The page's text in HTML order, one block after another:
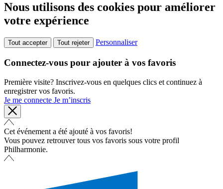
Nous utilisons des cookies pour améliorer
votre expérience
Tout accepter Tout rejeter Personnaliser
Connectez-vous pour ajouter à vos favoris
Première visite? Inscrivez-vous en quelques clics et continuez à
enregistrer vos favoris.
Je me connecte Je m’inscris
Cet événement a été ajouté à vos favoris!
Vous pouvez retrouver tous vos favoris sous votre profil
Philharmonie.